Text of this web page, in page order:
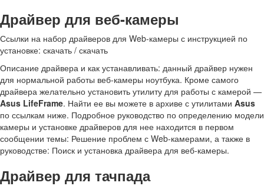
Драйвер для веб-камеры
Ссылки на набор драйверов для Web-камеры с инструкцией по
установке: скачать / скачать
Описание драйвера и как устанавливать: данный драйвер нужен
для нормальной работы веб-камеры ноутбука. Кроме самого
драйвера желательно установить утилиту для работы с камерой —
Asus LifeFrame. Найти ее вы можете в архиве с утилитами Asus
по ссылкам ниже. Подробное руководство по определению модели
камеры и установке драйверов для нее находится в первом
сообщении темы: Решение проблем с Web-камерами, а также в
руководстве: Поиск и установка драйвера для веб-камеры.
Драйвер для тачпада